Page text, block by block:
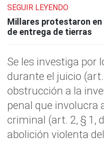
SEGUIR LEYENDO
Millares protestaron en
de entrega de tierras
Se les investiga por
durante el juicio
obstrucción a la
penal que involucra
criminal (art. 2, § 1,
abolición violenta